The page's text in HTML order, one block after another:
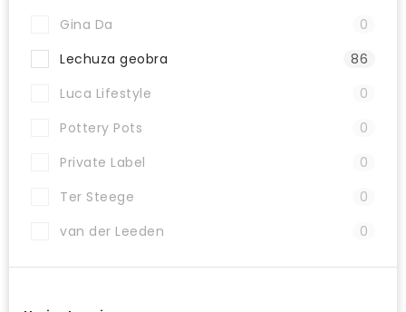
PRÍSLUŠENSTVO
KVETINÁČE A OBALY NA RASTLINY
Obchodné podmienky
Gina Da
0
Lechuza geobra
86
Luca Lifestyle
0
Pottery Pots
0
Private Label
0
Ter Steege
0
van der Leeden
0